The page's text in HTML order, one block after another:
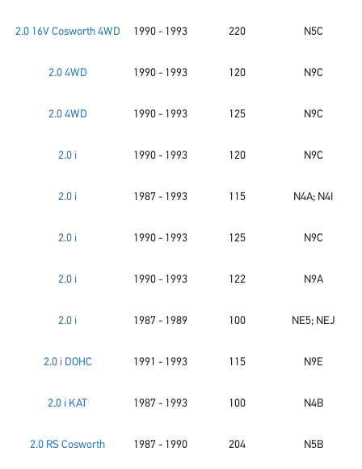
2.0 16V Cosworth 4WD 1990 - 1993 220 N5C
2.0 4WD 1990 - 1993 120 N9C
2.0 4WD 1990 - 1993 125 N9C
2.0 i 1990 - 1993 120 N9C
2.0 i 1987 - 1993 115 N4A; N4I
2.0 i 1990 - 1993 125 N9C
2.0 i 1990 - 1993 122 N9A
2.0 i 1987 - 1989 100 NE5; NEJ
2.0 i DOHC 1991 - 1993 115 N9E
2.0 i KAT 1987 - 1993 100 N4B
2.0 RS Cosworth 1987 - 1990 204 N5B